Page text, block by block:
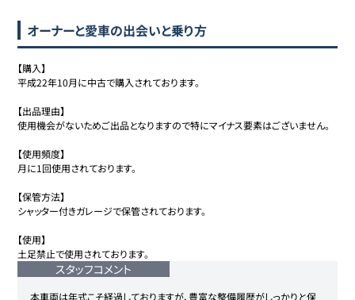
オーナーと愛車の出会いと乗り方
【購入】
平成22年10月に中古で購入されております。
【出品理由】
使用機会がないためご出品となりますので特にマイナス要素はございません。
【使用頻度】
月に1回使用されております。
【保管方法】
シャッター付きガレージで保管されております。
【使用】
土足禁止で使用されております。
スタッフコメント
本車両は年式こそ経過しておりますが、豊富な整備履歴がしっかりと保